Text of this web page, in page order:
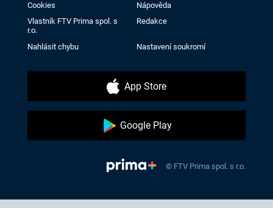
Cookies
Nápověda
Vlastník FTV Prima spol. s
r.o.
Redakce
Nahlásit chybu Nastavení soukromí
App Store
Google Play
© FTV Prima spol. s r.o.